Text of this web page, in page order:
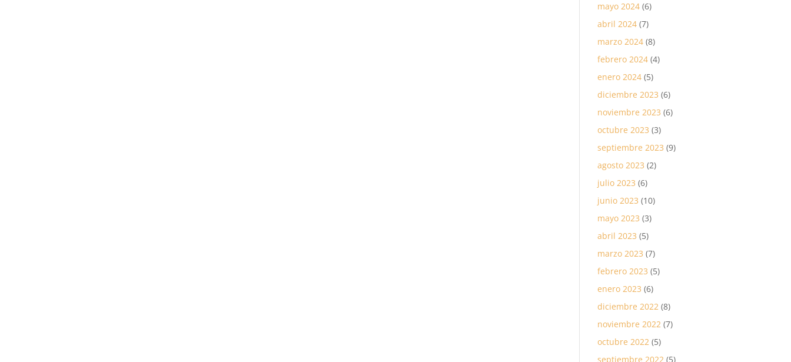
mayo 2024 (6)
abril 2024 (7)
marzo 2024 (8)
febrero 2024 (4)
enero 2024 (5)
diciembre 2023 (6)
noviembre 2023 (6)
octubre 2023 (3)
septiembre 2023 (9)
agosto 2023 (2)
julio 2023 (6)
junio 2023 (10)
mayo 2023 (3)
abril 2023 (5)
marzo 2023 (7)
febrero 2023 (5)
enero 2023 (6)
diciembre 2022 (8)
noviembre 2022 (7)
octubre 2022 (5)
septiembre 2022 (5)